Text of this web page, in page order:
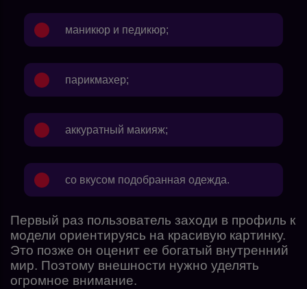
маникюр и педикюр;
парикмахер;
аккуратный макияж;
со вкусом подобранная одежда.
Первый раз пользователь заходи в профиль к
модели ориентируясь на красивую картинку.
Это позже он оценит ее богатый внутренний
мир. Поэтому внешности нужно уделять
огромное внимание.